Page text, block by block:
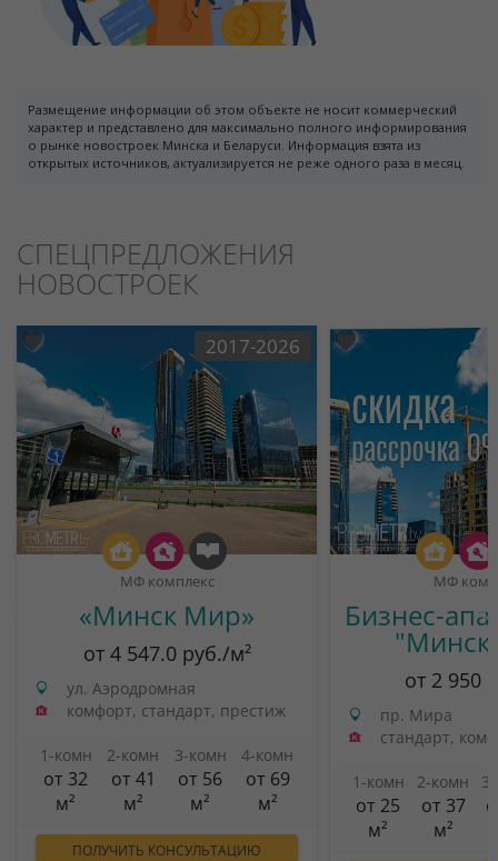
Размещение информации об этом объекте не носит коммерческий
характер и представлено для максимально полного информирования
о рынке новостроек Минска и Беларуси. Информация взята из
открытых источников, актуализируется не реже одного раза в месяц.
СПЕЦПРЕДЛОЖЕНИЯ
НОВОСТРОЕК
2017-2026
МФ комплекс
«Минск Мир»
от 4 547.0 руб./м²
ул. Аэродромная
комфорт, стандарт, престиж
1-комн
от 32
м²
2-комн
от 41
м²
3-комн
от 56
м²
4-комн
от 69
м²
ПОЛУЧИТЬ КОНСУЛЬТАЦИЮ
МФ
Бизнес-
от 2 950
пр. Мира
стандарт,
1-комн
от 25
м²
2-комн
от 37
м²